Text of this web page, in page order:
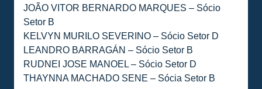
JOÃO VITOR BERNARDO MARQUES – Sócio
Setor B
KELVYN MURILO SEVERINO – Sócio Setor D
LEANDRO BARRAGÁN – Sócio Setor B
RUDNEI JOSE MANOEL – Sócio Setor D
THAYNNA MACHADO SENE – Sócia Setor B